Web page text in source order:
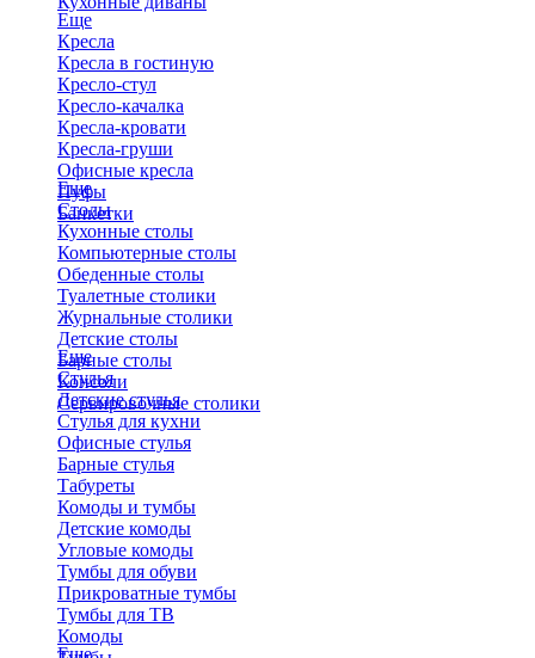
Еще
Кресла
Кресла в гостиную
Кресло-стул
Кресло-качалка
Кресла-кровати
Кресла-груши
Офисные кресла
Пуфы
Банкетки
Еще
Столы
Кухонные столы
Компьютерные столы
Обеденные столы
Туалетные столики
Журнальные столики
​Детские столы
Барные столы
Консоли
Сервировочные столики
Еще
Стулья
Детские стулья
Стулья для кухни
Офисные стулья
Барные стулья
Табуреты
Комоды и тумбы
Детские комоды
Угловые комоды
Тумбы для обуви
Прикроватные тумбы
Тумбы для ТВ
Комоды
Еще